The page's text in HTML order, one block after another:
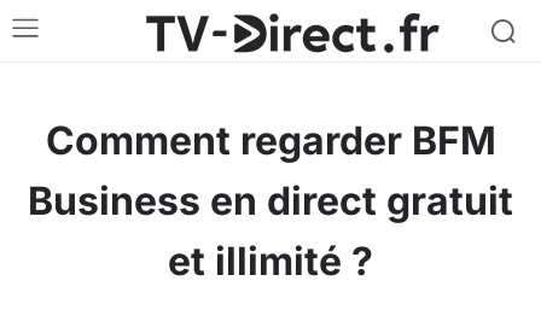
Comment regarder BFM
Business en direct gratuit
et illimité ?